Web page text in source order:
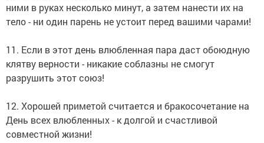
ними в руках несколько минут, а затем нанести их на
тело - ни один парень не устоит перед вашими чарами!
11. Если в этот день влюбленная пара даст обоюдную
клятву верности - никакие соблазны не смогут
разрушить этот союз!
12. Хорошей приметой считается и бракосочетание на
День всех влюбленных - к долгой и счастливой
совместной жизни!